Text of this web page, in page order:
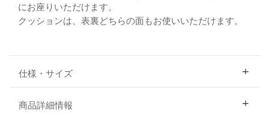
にお座りいただけます。
クッションは、表裏どちらの面もお使いいただけます。
仕様・サイズ
商品詳細情報